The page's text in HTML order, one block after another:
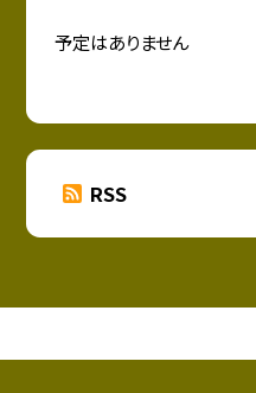
予定はありません
RSS